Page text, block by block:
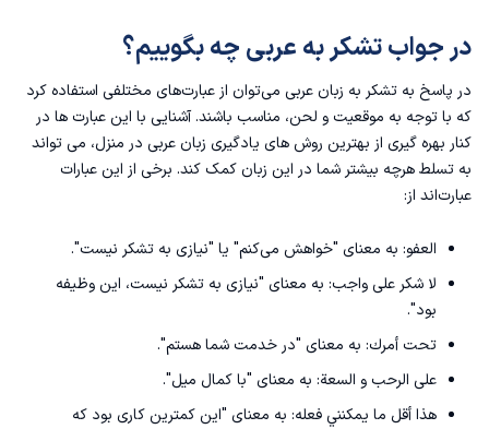
در جواب تشکر به عربی چه بگوییم؟
در پاسخ به تشکر به زبان عربی می‌توان از عبارت‌های مختلفی استفاده کرد
که با توجه به موقعیت و لحن، مناسب باشند. آشنایی با این عبارت ها در
کنار بهره گیری از بهترین روش های یادگیری زبان عربی در منزل، می تواند
به تسلط هرچه بیشتر شما در این زبان کمک کند. برخی از این عبارات
عبارت‌اند از:
العفو: به معنای "خواهش می‌کنم" یا "نیازی به تشکر نیست".
لا شکر على واجب: به معنای "نیازی به تشکر نیست، این وظیفه
بود".
تحت أمرك: به معنای "در خدمت شما هستم".
على الرحب و السعة: به معنای "با کمال میل".
هذا أقل ما يمكنني فعله: به معنای "این کمترین کاری بود که